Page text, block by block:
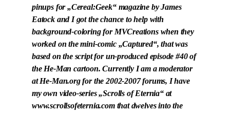
pinups for „Cereal:Geek“ magazine by James
Eatock and I got the chance to help with
background-coloring for MVCreations when they
worked on the mini-comic „Captured“, that was
based on the script for un-produced episode #40 of
the He-Man cartoon. Currently I am a moderator
at He-Man.org for the 2002-2007 forums, I have
my own video-series „Scrolls of Eternia“ at
www.scrollsofeternia.com that dwelves into the